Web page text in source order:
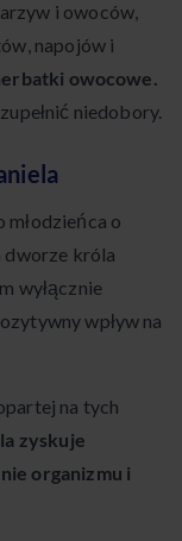
i owoców,
napojów i
owocowe.
niedobory.
młodzieńca o
dworze króla
wyłącznie
wpływ na
na tych
zyskuje
organizmu i